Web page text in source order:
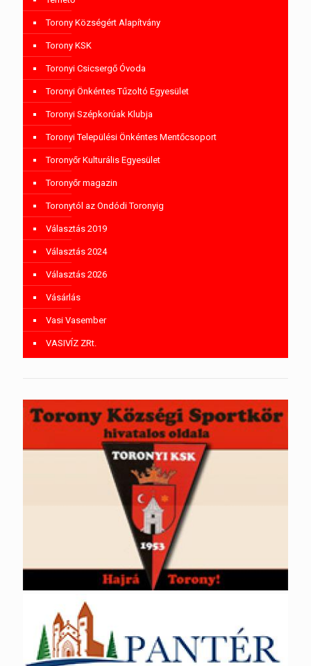
Torony Községért Alapítvány
Torony KSK
Toronyi Csicsergő Óvoda
Toronyi Önkéntes Tűzoltó Egyesület
Toronyi Szépkorúak Klubja
Toronyi Települési Önkéntes Mentőcsoport
Toronyőr Kulturális Egyesület
Toronyőr magazin
Toronytól az Ondódi Toronyig
Választás 2019
Választás 2024
Választás 2026
Vásárlás
Vasi Vasember
VASIVÍZ ZRt.